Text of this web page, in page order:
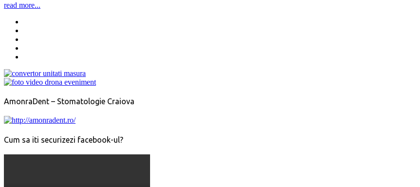
read more...
AmonraDent – Stomatologie Craiova
Cum sa iti securizezi facebook-ul?